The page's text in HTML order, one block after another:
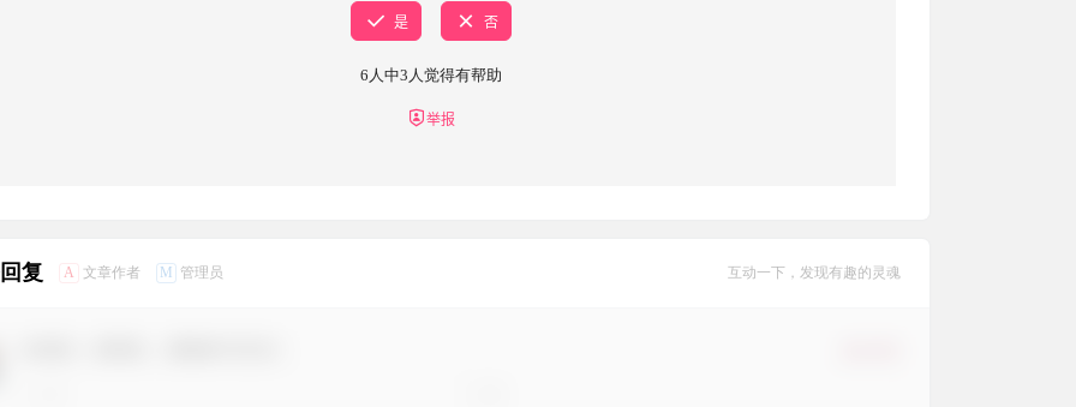
是 否
6 人中3 人觉得有帮助
举报
复 A 文章作者 M 管理员 互动一下，发现有趣的灵魂